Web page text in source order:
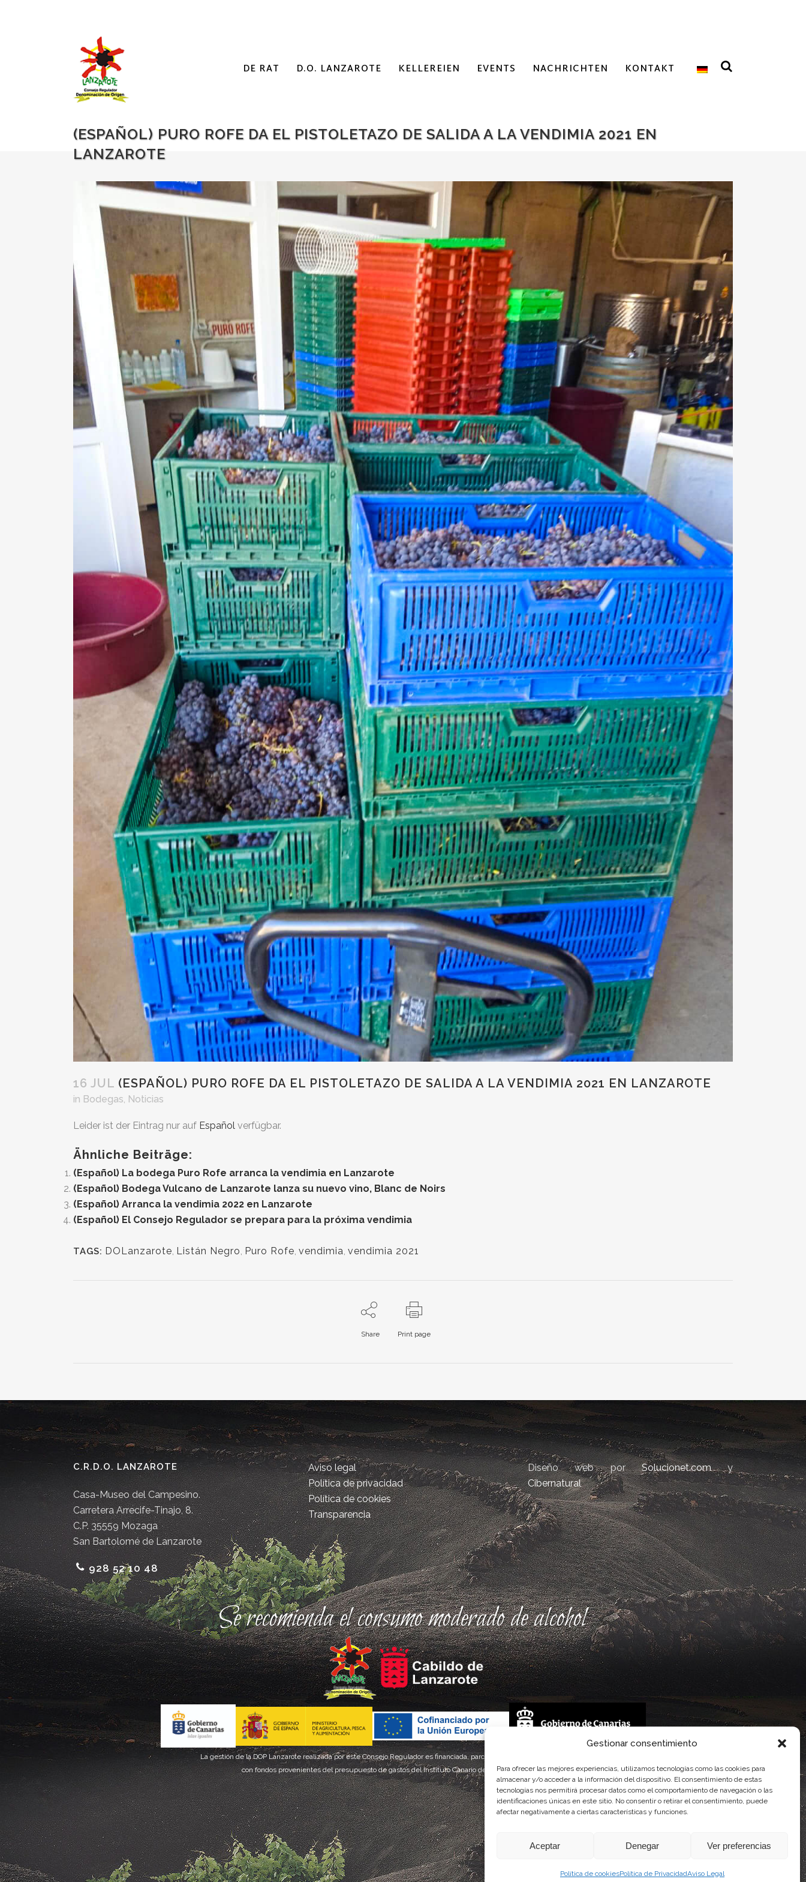
Gestionar consentimiento
Para ofrecer las mejores experiencias, utilizamos tecnologías como las cookies para
almacenar y/o acceder a la información del dispositivo. El consentimiento de estas
tecnologías nos permitirá procesar datos como el comportamiento de navegación o las
identificaciones únicas en este sitio. No consentir o retirar el consentimiento, puede
afectar negativamente a ciertas características y funciones.
Aceptar Denegar Ver preferencias
Política de cookiesPolítica de PrivacidadAviso Legal
DE RAT D.O. LANZAROTE KELLEREIEN EVENTS NACHRICHTEN KONTAKT
(ESPAÑOL) PURO ROFE DA EL PISTOLETAZO DE SALIDA A LA VENDIMIA 2021 EN
LANZAROTE
16 JUL (ESPAÑOL) PURO ROFE DA EL PISTOLETAZO DE SALIDA A LA VENDIMIA 2021 EN LANZAROTE
in Bodegas Noticias
Leider ist der Eintrag nur auf Español verfügbar.
Ähnliche Beiträge:
(Español) La bodega Puro Rofe arranca la vendimia en Lanzarote
(Español) Bodega Vulcano de Lanzarote lanza su nuevo vino, Blanc de Noirs
(Español) Arranca la vendimia 2022 en Lanzarote
(Español) El Consejo Regulador se prepara para la próxima vendimia
TAGS: DOLanzarote Listán Negro Puro Rofe vendimia vendimia 2021
Share Print page
C.R.D.O. LANZAROTE
Casa-Museo del Campesino.
Carretera Arrecife-Tinajo, 8.
C.P. 35559 Mozaga
San Bartolomé de Lanzarote
928 52 10 48
Aviso legal
Política de privacidad
Política de cookies
Transparencia
Diseño web porSolucionet.comy
Cibernatural
Se recomienda el consumo moderado de alcohol
La gestión de la DOP Lanzarote realizada por este Consejo Regulador es financiada, parcialmente, por el Gobierno de Canarias
con fondos provenientes del presupuesto de gastos del Instituto Canario de Calidad Agroalimentaria